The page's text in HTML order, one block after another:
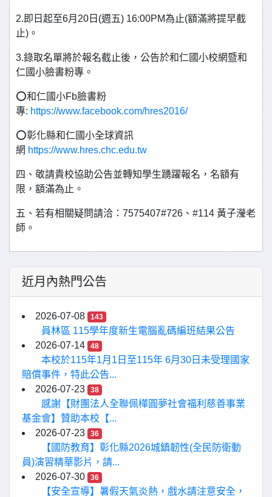
2.即日起至6月20日(週五) 16:00PM為止(額滿將提早截
止)。
3.錄取名單將於報名截止後，公告於和仁國小校網暨和
仁國小臉書粉專。
⭕和仁國小Fb臉書粉
專: https://www.facebook.com/hres2016/
⭕彰化縣和仁國小全球資訊
網 https://www.hres.chc.edu.tw
四、敬請貴校協助公告並轉知學生踴躍報名，名額有
限，額滿為止。
五、若有相關疑問請洽：7575407#726、#114 黃子瀅老
師。
近月內熱門公告
2026-07-08 143
員林區 115學年度新生電腦亂碼編班結果公告
2026-07-14
48
本校於115年1月1日至115年 6月30日未受理國家
賠償事件，特此公告...
2026-07-23
38
感謝【財團法人全聯佩樺圓夢社會福利慈善事業
基金會】贊助本校【...
2026-07-23
36
【國防教育】彰化縣2026城鎮韌性(全民防衛動
員)演習精華影片，請...
2026-07-30
36
【安全宣導】暑假天氣炎熱，戲水請注意安全，